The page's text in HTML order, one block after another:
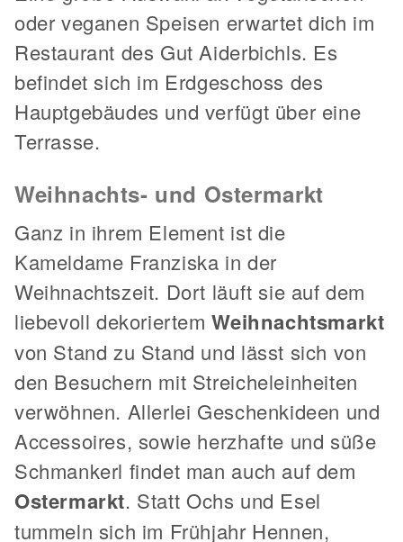
oder veganen Speisen erwartet dich im
Restaurant des Gut Aiderbichls. Es
befindet sich im Erdgeschoss des
Hauptgebäudes und verfügt über eine
Terrasse.
Weihnachts- und Ostermarkt
Ganz in ihrem Element ist die
Kameldame Franziska in der
Weihnachtszeit. Dort läuft sie auf dem
liebevoll dekoriertemWeihnachtsmarkt
von Stand zu Stand und lässt sich von
den Besuchern mit Streicheleinheiten
verwöhnen. Allerlei Geschenkideen und
Accessoires, sowie herzhafte und süße
Schmankerl findet man auch auf dem
Ostermarkt. Statt Ochs und Esel
tummeln sich im Frühjahr Hennen,